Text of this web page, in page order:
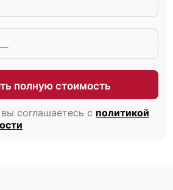
полную стоимость
соглашаетесь с политикой